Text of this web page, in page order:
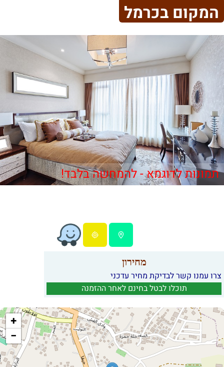
המקום בכרמל
תמונות לדוגמא - להמחשה בלבד!
מחירון
צרו עמנו קשר לבדיקת מחיר עדכני
תוכלו לבטל בחינם לאחר ההזמנה
+
−